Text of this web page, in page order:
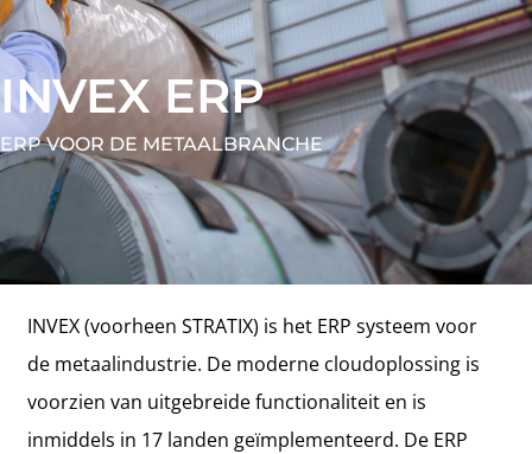
INVEX ERP
ERP VOOR DE METAALBRANCHE
INVEX (voorheen STRATIX) is het ERP systeem voor
de metaalindustrie. De moderne cloudoplossing is
voorzien van uitgebreide functionaliteit en is
inmiddels in 17 landen geïmplementeerd. De ERP